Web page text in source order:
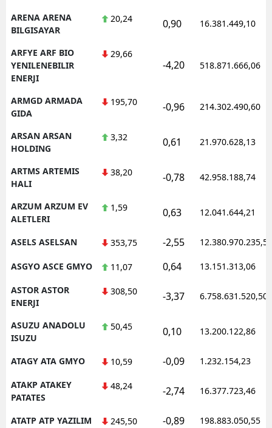
ARENA ARENA
BILGISAYAR
20,24 0,90 16.381.449,10
ARFYE ARF BIO
YENILENEBILIR
ENERJI
29,66
-4,20 518.871.666,06
ARMGD ARMADA
GIDA
195,70 -0,96 214.302.490,60
ARSAN ARSAN
HOLDING
3,32 0,61 21.970.628,13
ARTMS ARTEMIS
HALI
38,20 -0,78 42.958.188,74
ARZUM ARZUM EV
ALETLERI
1,59 0,63 12.041.644,21
ASELS ASELSAN 353,75 -2,55 12.380.970.235,50
ASGYO ASCE GMYO 11,07 0,64 13.151.313,06
ASTOR ASTOR
ENERJI
308,50 -3,37 6.758.631.520,50
ASUZU ANADOLU
ISUZU
50,45 0,10 13.200.122,86
ATAGY ATA GMYO 10,59 -0,09 1.232.154,23
ATAKP ATAKEY
PATATES
48,24 -2,74 16.377.723,46
ATATP ATP YAZILIM 245,50 -0,89 198.883.050,55